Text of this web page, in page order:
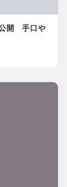
公開 手口や